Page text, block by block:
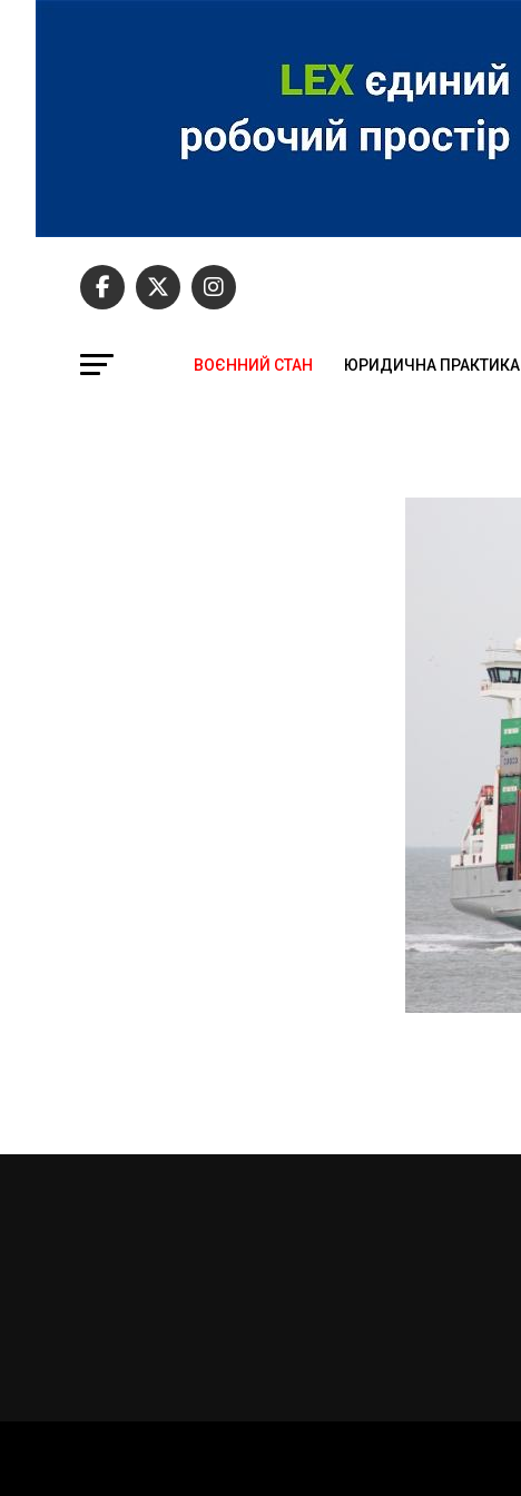
ВОЄННИЙ СТАН ЮРИДИЧНА ПРАКТИКА